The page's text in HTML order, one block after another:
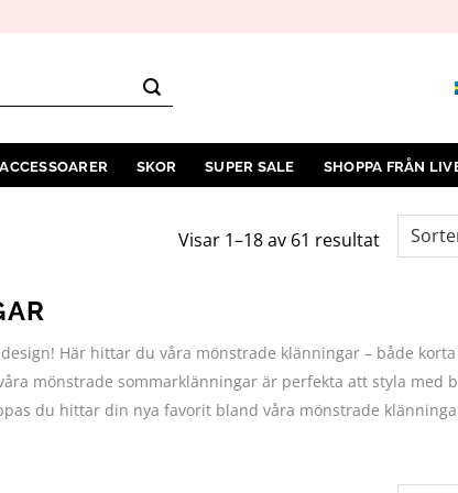
ACCESSOARER SKOR SUPER SALE SHOPPA FRÅN
Visar 1–18 av 61 resultatSortera
Här hittar du våra mönstrade klänningar – både
mönstrade sommarklänningar är perfekta att styla med
du hittar din nya favorit bland våra mönstrade